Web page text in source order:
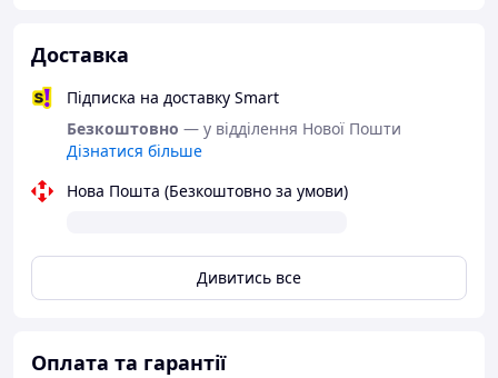
Доставка
Підписка на доставку Smart
Безкоштовно — у відділення Нової Пошти
Дізнатися більше
Нова Пошта (Безкоштовно за умови)
Дивитись все
Оплата та гарантії